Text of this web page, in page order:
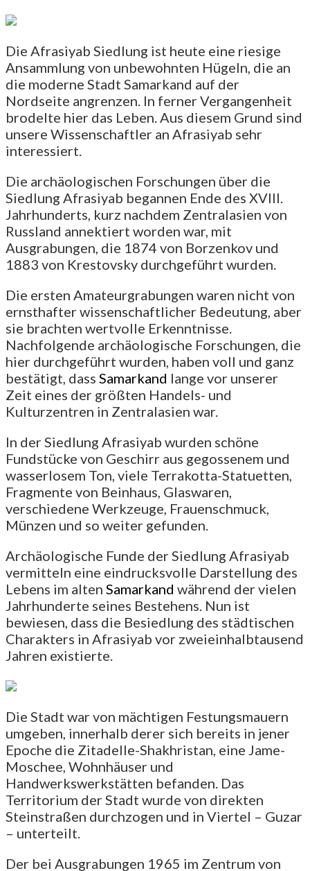
Die Afrasiyab Siedlung ist heute eine riesige
Ansammlung von unbewohnten Hügeln, die an
die moderne Stadt Samarkand auf der
Nordseite angrenzen. In ferner Vergangenheit
brodelte hier das Leben. Aus diesem Grund sind
unsere Wissenschaftler an Afrasiyab sehr
interessiert.
Die archäologischen Forschungen über die
Siedlung Afrasiyab begannen Ende des XVIII.
Jahrhunderts, kurz nachdem Zentralasien von
Russland annektiert worden war, mit
Ausgrabungen, die 1874 von Borzenkov und
1883 von Krestovsky durchgeführt wurden.
Die ersten Amateurgrabungen waren nicht von
ernsthafter wissenschaftlicher Bedeutung, aber
sie brachten wertvolle Erkenntnisse.
Nachfolgende archäologische Forschungen, die
hier durchgeführt wurden, haben voll und ganz
bestätigt, dass Samarkand lange vor unserer
Zeit eines der größten Handels- und
Kulturzentren in Zentralasien war.
In der Siedlung Afrasiyab wurden schöne
Fundstücke von Geschirr aus gegossenem und
wasserlosem Ton, viele Terrakotta-Statuetten,
Fragmente von Beinhaus, Glaswaren,
verschiedene Werkzeuge, Frauenschmuck,
Münzen und so weiter gefunden.
Archäologische Funde der Siedlung Afrasiyab
vermitteln eine eindrucksvolle Darstellung des
Lebens im alten Samarkand während der vielen
Jahrhunderte seines Bestehens. Nun ist
bewiesen, dass die Besiedlung des städtischen
Charakters in Afrasiyab vor zweieinhalbtausend
Jahren existierte.
Die Stadt war von mächtigen Festungsmauern
umgeben, innerhalb derer sich bereits in jener
Epoche die Zitadelle-Shakhristan, eine Jame-
Moschee, Wohnhäuser und
Handwerkswerkstätten befanden. Das
Territorium der Stadt wurde von direkten
Steinstraßen durchzogen und in Viertel – Guzar
– unterteilt.
Der bei Ausgrabungen 1965 im Zentrum von